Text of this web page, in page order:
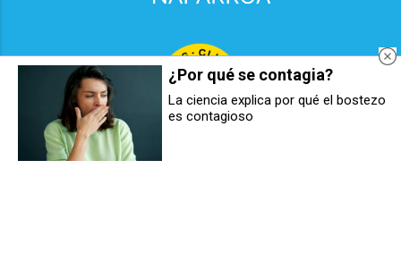
¿Por qué se contagia?
La ciencia explica por qué el bostezo
es contagioso